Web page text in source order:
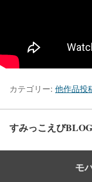
カテゴリー: 他作品投
すみっこえびBLOG
モ